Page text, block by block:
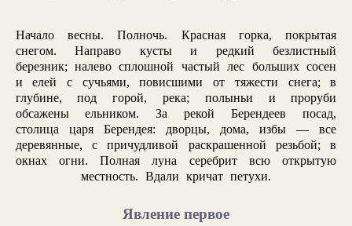
Начало весны. Полночь. Красная горка, покрытая
снегом. Направо кусты и редкий безлистный
березник; налево сплошной частый лес больших сосен
и елей с сучьями, повисшими от тяжести снега; в
глубине, под горой, река; полыньи и проруби
обсажены ельником. За рекой Берендеев посад,
столица царя Берендея: дворцы, дома, избы — все
деревянные, с причудливой раскрашенной резьбой; в
окнах огни. Полная луна серебрит всю открытую
местность. Вдали кричат петухи.
Явление первое